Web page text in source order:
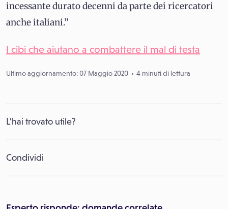
incessante durato decenni da parte dei ricercatori
anche italiani.”
I cibi che aiutano a combattere il mal di testa
Ultimo aggiornamento: 07 Maggio 2020 4 minuti di lettura
L’hai trovato utile?
Condividi